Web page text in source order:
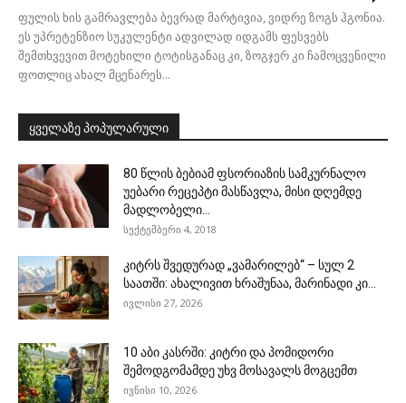
ფულის ხის გამრავლება ბევრად მარტივია, ვიდრე ზოგს ჰგონია.
ეს უპრეტენზიო სუკულენტი ადვილად იდგამს ფესვებს
შემთხვევით მოტეხილი ტოტისგანაც კი, ზოგჯერ კი ჩამოცვენილი
ფოთლიც ახალ მცენარეს...
ყველაზე პოპულარული
80 წლის ბებიამ ფსორიაზის სამკურნალო
უებარი რეცეპტი მასწავლა, მისი დღემდე
მადლობელი...
სექტემბერი 4, 2018
კიტრს შვედურად „ვამარილებ“ – სულ 2
საათში: ახალივით ხრაშუნაა, მარინადი კი...
ივლისი 27, 2026
10 აბი კასრში: კიტრი და პომიდორი
შემოდგომამდე უხვ მოსავალს მოგცემთ
ივნისი 10, 2026